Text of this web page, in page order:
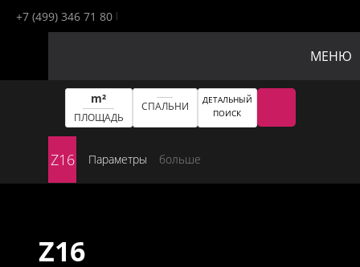
+7 (499) 346 71 80
МЕНЮ
m²
ПЛОЩАДЬ
СПАЛЬНИ
ДЕТАЛЬНЫЙ
ПОИСК
Z16 Параметры больше
Z16